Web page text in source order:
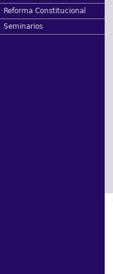
Reforma Constitucional
Seminarios